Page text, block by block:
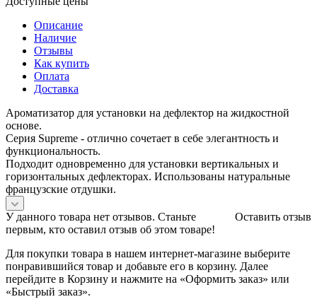
Описание
Наличие
Отзывы
Как купить
Оплата
Доставка
Ароматизатор для установки на дефлектор на жидкостной
основе.
Серия Supreme - отлично сочетает в себе элегантность и
функциональность.
Подходит одновременно для установки вертикальных и
горизонтальных дефлекторах. Использованы натуральные
французские отдушки.
Оставить отзыв
У данного товара нет отзывов. Станьте
первым, кто оставил отзыв об этом товаре!
Для покупки товара в нашем интернет-магазине выберите
понравившийся товар и добавьте его в корзину. Далее
перейдите в Корзину и нажмите на «Оформить заказ» или
«Быстрый заказ».